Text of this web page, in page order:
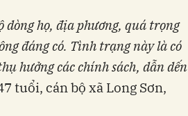
dòng họ, địa phương, quá trọng
đáng có. Tình trạng này là có
hưởng các chính sách, dẫn dến
tuổi, cán bộ xã Long Sơn,